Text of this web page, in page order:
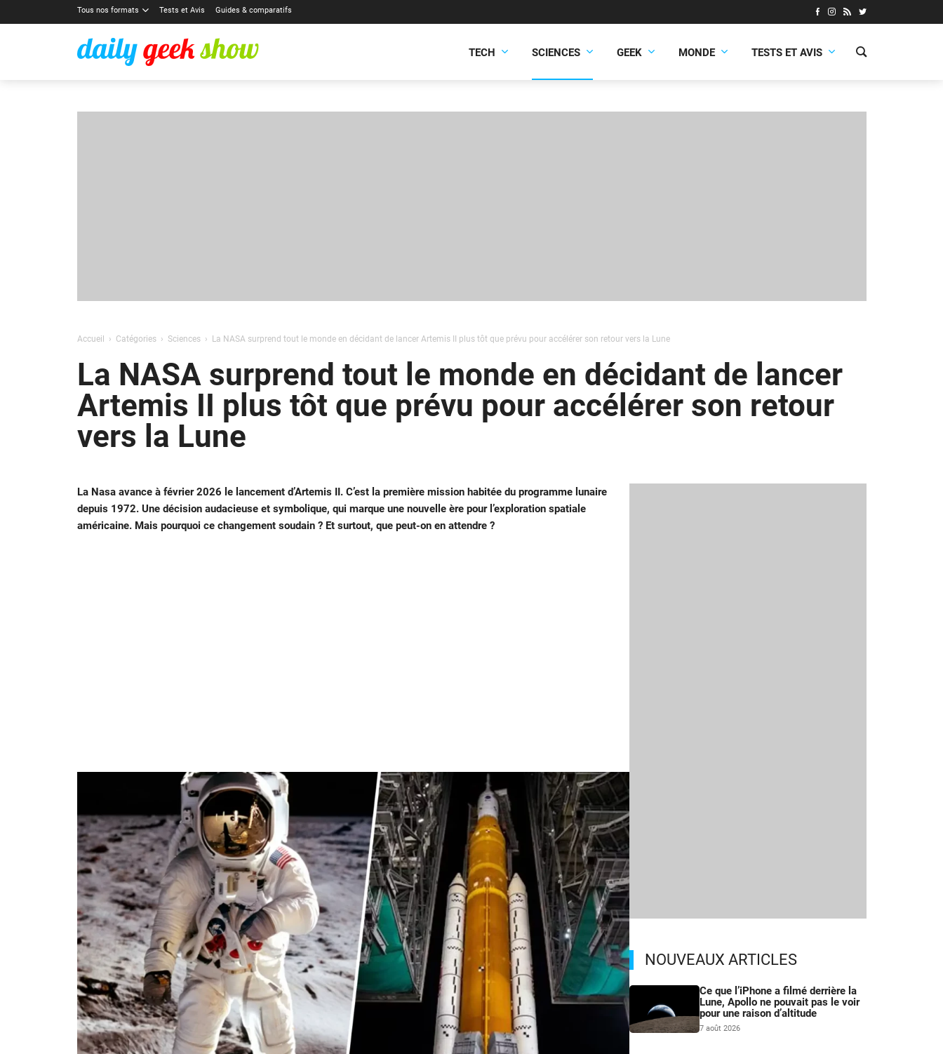
Tous nos formats Tests et Avis Guides & comparatifs
TECH SCIENCES GEEK MONDE TESTS ET AVIS
Accueil Catégories Sciences La NASA surprend tout le monde en décidant de lancer Artemis II plus tôt que prévu pour accélérer son retour vers la Lune
La NASA surprend tout le monde en décidant de lancer
Artemis II plus tôt que prévu pour accélérer son retour
vers la Lune
La Nasa avance à février 2026 le lancement d’Artemis II. C’est la première mission habitée du programme lunaire
depuis 1972. Une décision audacieuse et symbolique, qui marque une nouvelle ère pour l’exploration spatiale
américaine. Mais pourquoi ce changement soudain ? Et surtout, que peut-on en attendre ?
NOUVEAUX ARTICLES
Ce que l’iPhone a filmé derrière la
Lune, Apollo ne pouvait pas le voir
pour une raison d’altitude
7 août 2026